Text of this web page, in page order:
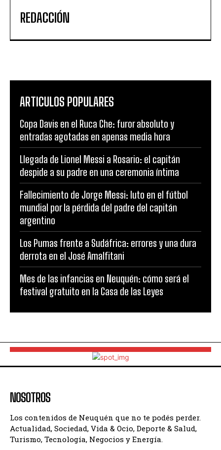
REDACCIÓN
ARTICULOS POPULARES
Copa Davis en el Ruca Che: furor absoluto y
entradas agotadas en apenas media hora
Llegada de Lionel Messi a Rosario: el capitán
despide a su padre en una ceremonia íntima
Fallecimiento de Jorge Messi: luto en el fútbol
mundial por la pérdida del padre del capitán
argentino
Los Pumas frente a Sudáfrica: errores y una dura
derrota en el José Amalfitani
Mes de las infancias en Neuquén: cómo será el
festival gratuito en la Casa de las Leyes
NOSOTROS
Los contenidos de Neuquén que no te podés perder.
Actualidad, Sociedad, Vida & Ocio, Deporte & Salud,
Turismo, Tecnología, Negocios y Energía.